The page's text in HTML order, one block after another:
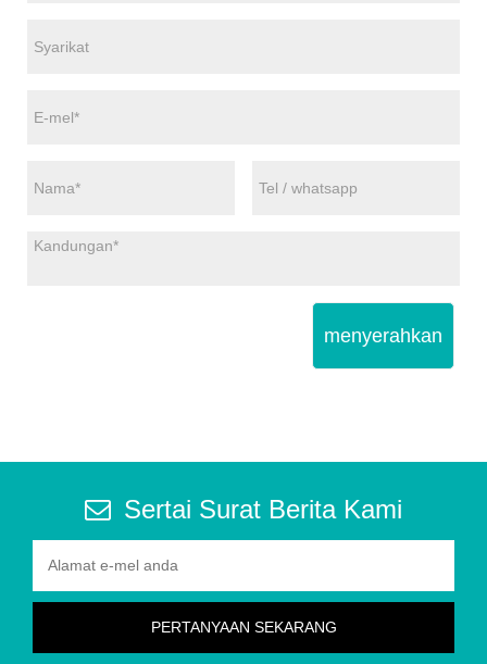
menyerahkan
Sertai Surat Berita Kami